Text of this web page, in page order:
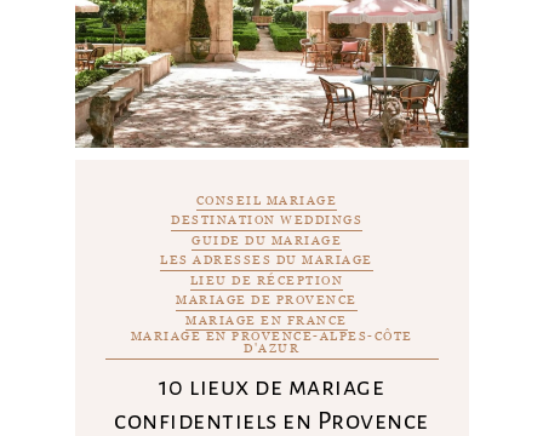
CONSEIL MARIAGE
DESTINATION WEDDINGS
GUIDE DU MARIAGE
LES ADRESSES DU MARIAGE
LIEU DE RÉCEPTION
MARIAGE DE PROVENCE
MARIAGE EN FRANCE
MARIAGE EN PROVENCE-ALPES-CÔTE
D'AZUR
10 lieux de mariage
confidentiels en Provence